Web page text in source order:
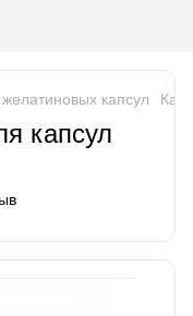
капсул
капсул